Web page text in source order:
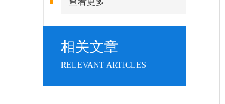
相关文章
RELEVANT ARTICLES